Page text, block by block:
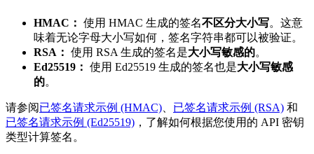
HMAC： 使用 HMAC 生成的签名不区分大小写。这意
味着无论字母大小写如何，签名字符串都可以被验证。
RSA： 使用 RSA 生成的签名是大小写敏感的。
Ed25519： 使用 Ed25519 生成的签名也是大小写敏感
的。
请参阅已签名请求示例 (HMAC) 已签名请求示例 (RSA) 和
已签名请求示例 (Ed25519) ，了解如何根据您使用的 API 密钥
类型计算签名。